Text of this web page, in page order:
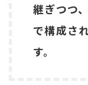
継ぎつつ
で構成さ
す。